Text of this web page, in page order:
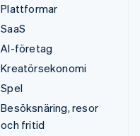
Plattformar
SaaS
AI-företag
Kreatörsekonomi
Spel
Besöksnäring, resor
och fritid